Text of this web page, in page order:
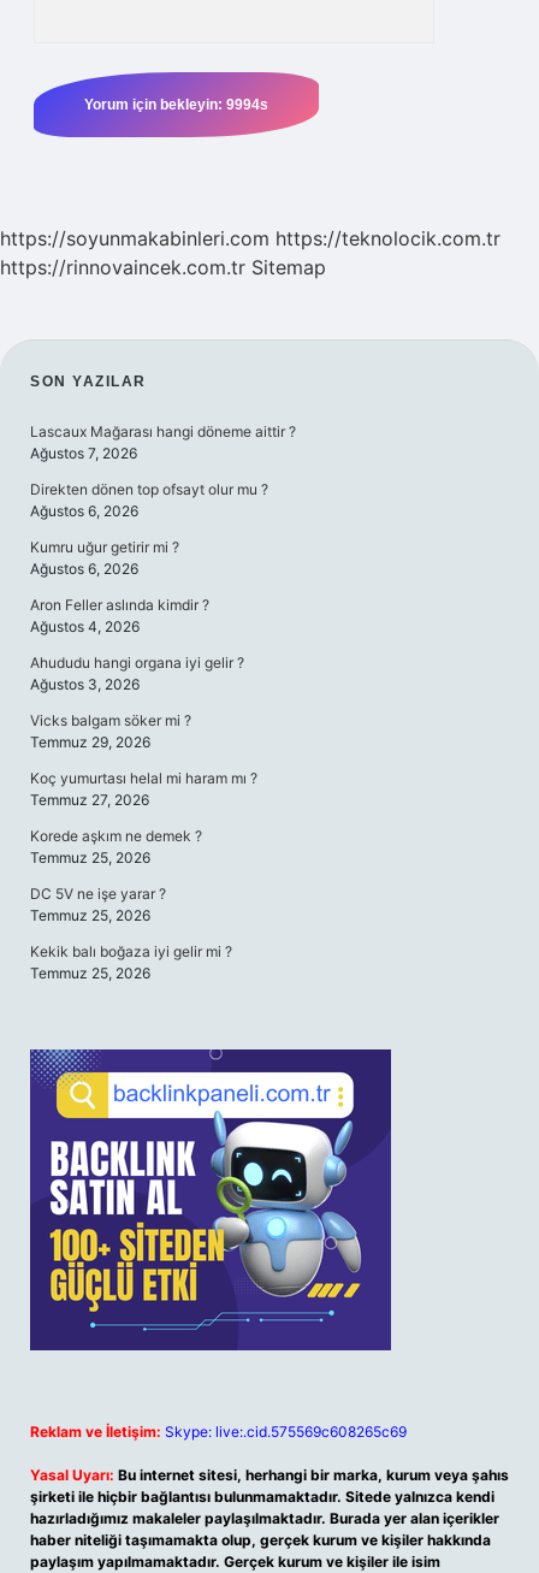
https://soyunmakabinleri.com https://teknolocik.com.tr
https://rinnovaincek.com.tr Sitemap
SIDEBAR
SON YAZILAR
Lascaux Mağarası hangi döneme aittir ?
Ağustos 7, 2026
Direkten dönen top ofsayt olur mu ?
Ağustos 6, 2026
Kumru uğur getirir mi ?
Ağustos 6, 2026
Aron Feller aslında kimdir ?
Ağustos 4, 2026
Ahududu hangi organa iyi gelir ?
Ağustos 3, 2026
Vicks balgam söker mi ?
Temmuz 29, 2026
Koç yumurtası helal mi haram mı ?
Temmuz 27, 2026
Korede aşkım ne demek ?
Temmuz 25, 2026
DC 5V ne işe yarar ?
Temmuz 25, 2026
Kekik balı boğaza iyi gelir mi ?
Temmuz 25, 2026
Reklam ve İletişim: Skype: live:.cid.575569c608265c69
Yasal Uyarı: Bu internet sitesi, herhangi bir marka, kurum veya şahıs
şirketi ile hiçbir bağlantısı bulunmamaktadır. Sitede yalnızca kendi
hazırladığımız makaleler paylaşılmaktadır. Burada yer alan içerikler
haber niteliği taşımamakta olup, gerçek kurum ve kişiler hakkında
paylaşım yapılmamaktadır. Gerçek kurum ve kişiler ile isim